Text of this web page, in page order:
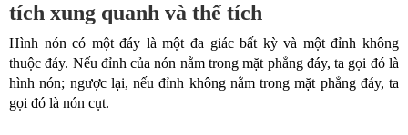
tích xung quanh và thể tích
Hình nón có một đáy là một đa giác bất kỳ và một đỉnh không
thuộc đáy. Nếu đỉnh của nón nằm trong mặt phẳng đáy, ta gọi đó là
hình nón; ngược lại, nếu đỉnh không nằm trong mặt phẳng đáy, ta
gọi đó là nón cụt.